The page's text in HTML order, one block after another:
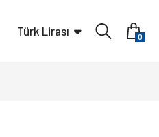
Türk Lirası 0